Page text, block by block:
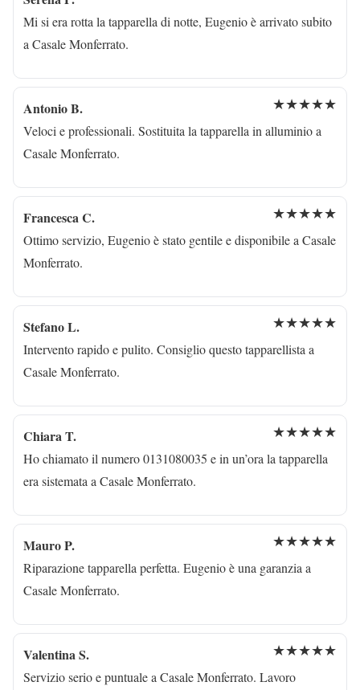
Mi si era rotta la tapparella di notte, Eugenio è arrivato subito
a Casale Monferrato.
Antonio B. ★★★★★
Veloci e professionali. Sostituita la tapparella in alluminio a
Casale Monferrato.
Francesca C. ★★★★★
Ottimo servizio, Eugenio è stato gentile e disponibile a Casale
Monferrato.
Stefano L. ★★★★★
Intervento rapido e pulito. Consiglio questo tapparellista a
Casale Monferrato.
Chiara T. ★★★★★
Ho chiamato il numero 0131080035 e in un’ora la tapparella
era sistemata a Casale Monferrato.
Mauro P. ★★★★★
Riparazione tapparella perfetta. Eugenio è una garanzia a
Casale Monferrato.
Valentina S. ★★★★★
Servizio serio e puntuale a Casale Monferrato. Lavoro